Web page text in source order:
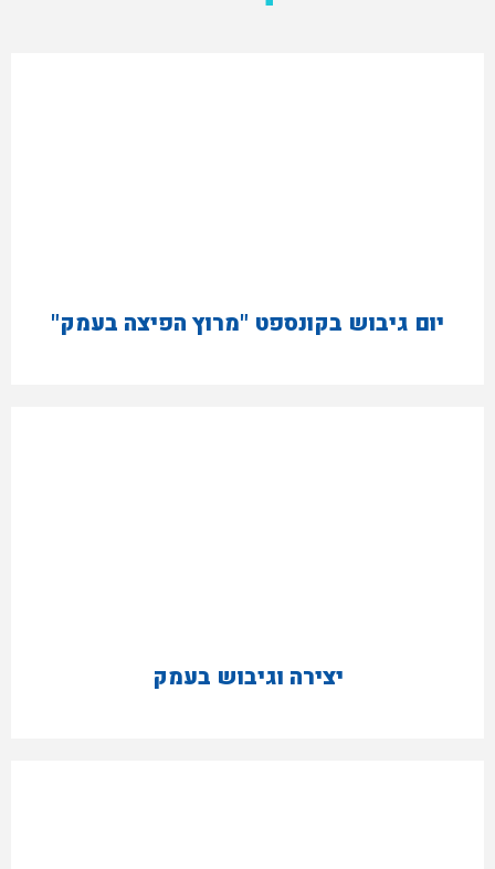
יום גיבוש בקונספט "מרוץ הפיצה בעמק"
יצירה וגיבוש בעמק